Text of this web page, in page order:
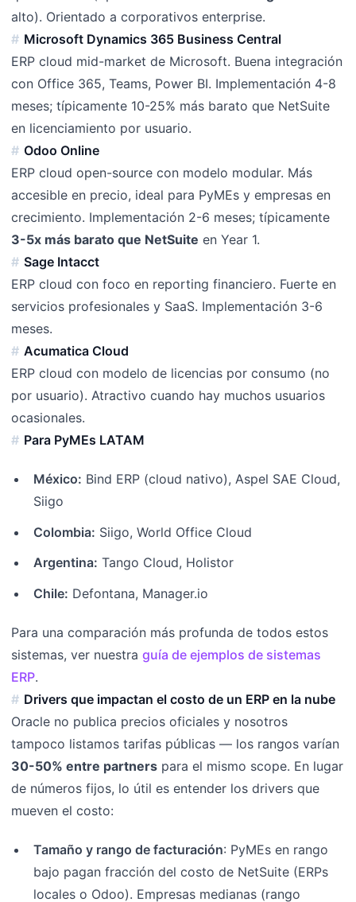
alto). Orientado a corporativos enterprise.
Microsoft Dynamics 365 Business Central
ERP cloud mid-market de Microsoft. Buena integración
con Office 365, Teams, Power BI. Implementación 4-8
meses; típicamente 10-25% más barato que NetSuite
en licenciamiento por usuario.
Odoo Online
ERP cloud open-source con modelo modular. Más
accesible en precio, ideal para PyMEs y empresas en
crecimiento. Implementación 2-6 meses; típicamente
3-5x más barato que NetSuite en Year 1.
Sage Intacct
ERP cloud con foco en reporting financiero. Fuerte en
servicios profesionales y SaaS. Implementación 3-6
meses.
Acumatica Cloud
ERP cloud con modelo de licencias por consumo (no
por usuario). Atractivo cuando hay muchos usuarios
ocasionales.
Para PyMEs LATAM
México: Bind ERP (cloud nativo), Aspel SAE Cloud,
Siigo
Colombia: Siigo, World Office Cloud
Argentina: Tango Cloud, Holistor
Chile: Defontana, Manager.io
Para una comparación más profunda de todos estos
sistemas, ver nuestra guía de ejemplos de sistemas
ERP.
Drivers que impactan el costo de un ERP en la nube
Oracle no publica precios oficiales y nosotros
tampoco listamos tarifas públicas — los rangos varían
30-50% entre partners para el mismo scope. En lugar
de números fijos, lo útil es entender los drivers que
mueven el costo:
Tamaño y rango de facturación: PyMEs en rango
bajo pagan fracción del costo de NetSuite (ERPs
locales o Odoo). Empresas medianas (rango